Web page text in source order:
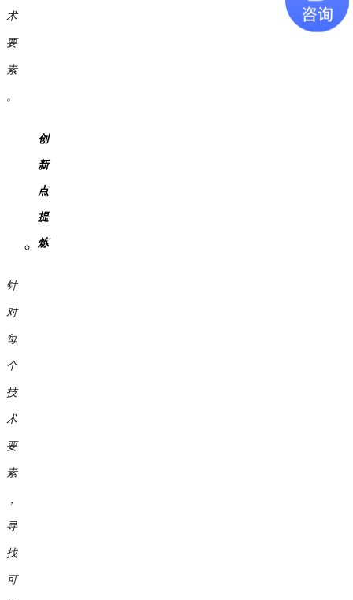
术
要
素
。
创
新
点
提
炼
针
对
每
个
技
术
要
素
，
寻
找
可